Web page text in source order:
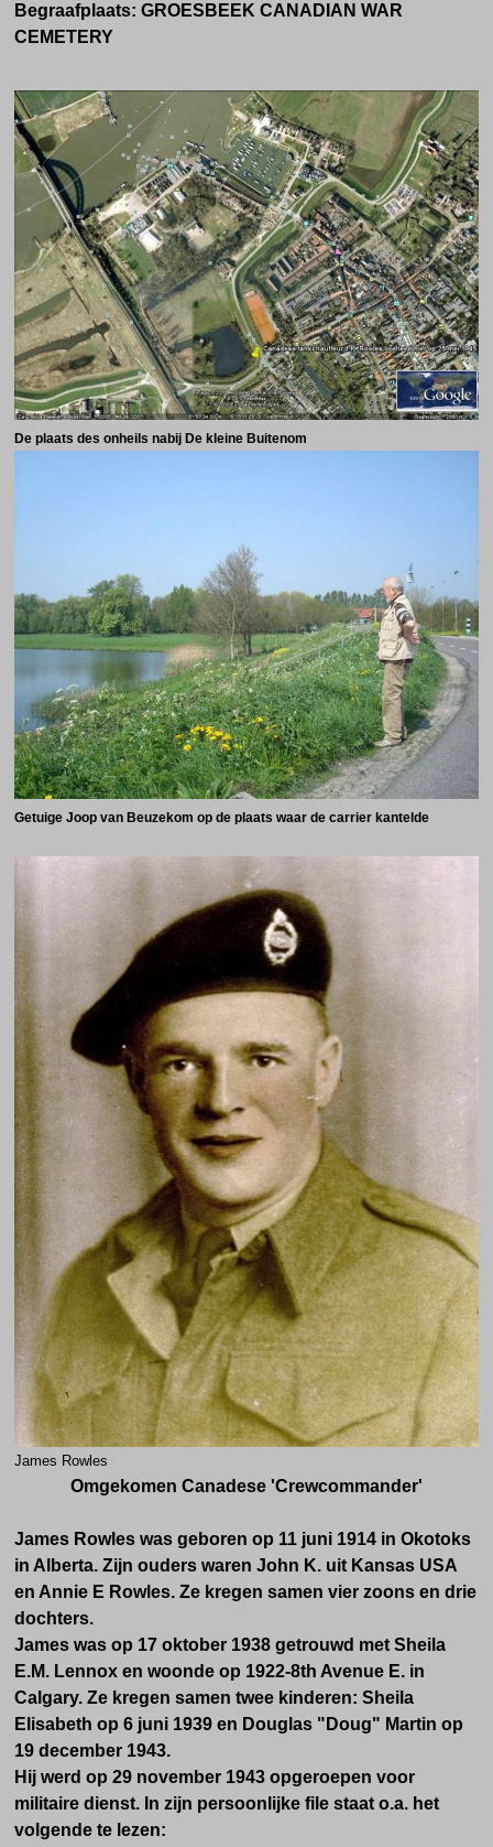
Begraafplaats: GROESBEEK CANADIAN WAR
CEMETERY
De plaats des onheils nabij De kleine Buitenom
Getuige Joop van Beuzekom op de plaats waar de carrier kantelde
James Rowles
Omgekomen Canadese 'Crewcommander'
James Rowles was geboren op 11 juni 1914 in Okotoks
in Alberta. Zijn ouders waren John K. uit Kansas USA
en Annie E Rowles. Ze kregen samen vier zoons en drie
dochters.
James was op 17 oktober 1938 getrouwd met Sheila
E.M. Lennox en woonde op 1922-8th Avenue E. in
Calgary. Ze kregen samen twee kinderen: Sheila
Elisabeth op 6 juni 1939 en Douglas "Doug" Martin op
19 december 1943.
Hij werd op 29 november 1943 opgeroepen voor
militaire dienst. In zijn persoonlijke file staat o.a. het
volgende te lezen: